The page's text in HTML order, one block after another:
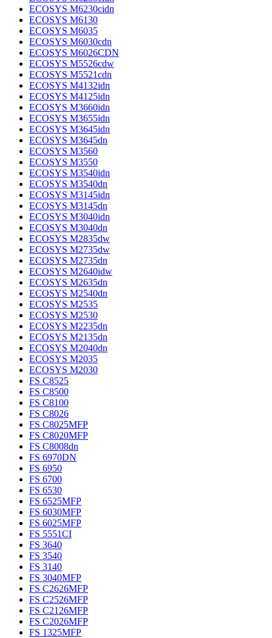
ECOSYS M6230cidn
ECOSYS M6130
ECOSYS M6035
ECOSYS M6030cdn
ECOSYS M6026CDN
ECOSYS M5526cdw
ECOSYS M5521cdn
ECOSYS M4132idn
ECOSYS M4125idn
ECOSYS M3660idn
ECOSYS M3655idn
ECOSYS M3645idn
ECOSYS M3645dn
ECOSYS M3560
ECOSYS M3550
ECOSYS M3540idn
ECOSYS M3540dn
ECOSYS M3145idn
ECOSYS M3145dn
ECOSYS M3040idn
ECOSYS M3040dn
ECOSYS M2835dw
ECOSYS M2735dw
ECOSYS M2735dn
ECOSYS M2640idw
ECOSYS M2635dn
ECOSYS M2540dn
ECOSYS M2535
ECOSYS M2530
ECOSYS M2235dn
ECOSYS M2135dn
ECOSYS M2040dn
ECOSYS M2035
ECOSYS M2030
FS C8525
FS C8500
FS C8100
FS C8026
FS C8025MFP
FS C8020MFP
FS C8008dn
FS 6970DN
FS 6950
FS 6700
FS 6530
FS 6525MFP
FS 6030MFP
FS 6025MFP
FS 5551CI
FS 3640
FS 3540
FS 3140
FS 3040MFP
FS C2626MFP
FS C2526MFP
FS C2126MFP
FS C2026MFP
FS 1325MFP